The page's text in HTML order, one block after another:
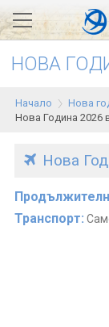
Вход за агенти
НОВА
Начало Нова
Нова Година 2026
Нова
Транспорт: